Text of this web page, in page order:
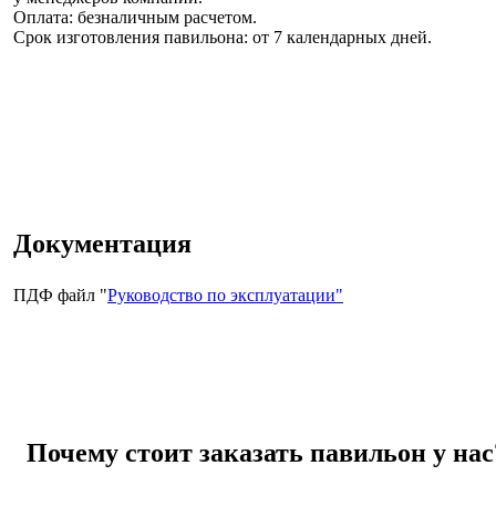
Оплата: безналичным расчетом.
Срок изготовления павильона: от 7 календарных дней.
Документация
ПДФ файл "Руководство по эксплуатации"
Почему стоит заказать павильон у